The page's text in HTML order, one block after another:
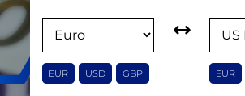
EUR USD GBP EUR